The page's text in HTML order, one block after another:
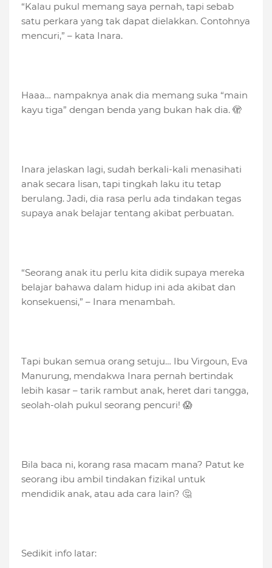
“Kalau pukul memang saya pernah, tapi sebab
satu perkara yang tak dapat dielakkan. Contohnya
mencuri,” – kata Inara.
Haaa… nampaknya anak dia memang suka “main
kayu tiga” dengan benda yang bukan hak dia. 🫣
Inara jelaskan lagi, sudah berkali-kali menasihati
anak secara lisan, tapi tingkah laku itu tetap
berulang. Jadi, dia rasa perlu ada tindakan tegas
supaya anak belajar tentang akibat perbuatan.
“Seorang anak itu perlu kita didik supaya mereka
belajar bahawa dalam hidup ini ada akibat dan
konsekuensi,” – Inara menambah.
Tapi bukan semua orang setuju… Ibu Virgoun, Eva
Manurung, mendakwa Inara pernah bertindak
lebih kasar – tarik rambut anak, heret dari tangga,
seolah-olah pukul seorang pencuri! 😱
Bila baca ni, korang rasa macam mana? Patut ke
seorang ibu ambil tindakan fizikal untuk
mendidik anak, atau ada cara lain? 🤔
Sedikit info latar: